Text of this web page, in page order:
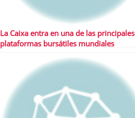
La Caixa entra en una de las principales
plataformas bursátiles mundiales